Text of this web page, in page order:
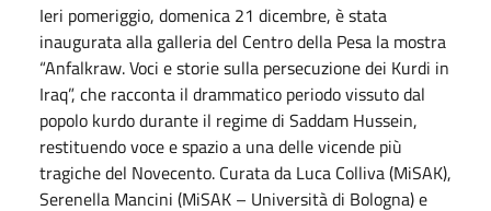
Ieri pomeriggio, domenica 21 dicembre, è stata
inaugurata alla galleria del Centro della Pesa la mostra
“Anfalkraw. Voci e storie sulla persecuzione dei Kurdi in
Iraq”, che racconta il drammatico periodo vissuto dal
popolo kurdo durante il regime di Saddam Hussein,
restituendo voce e spazio a una delle vicende più
tragiche del Novecento. Curata da Luca Colliva (MiSAK),
Serenella Mancini (MiSAK – Università di Bologna) e